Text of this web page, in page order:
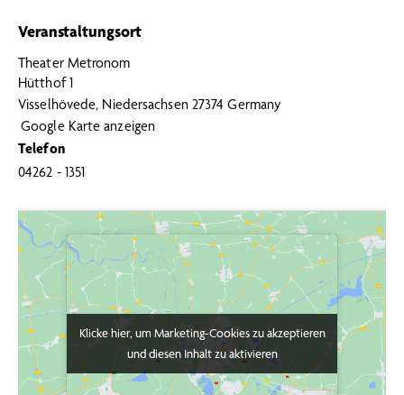
Veranstaltungsort
Theater Metronom
Hütthof 1
Visselhövede, Niedersachsen 27374 Germany
Google Karte anzeigen
Telefon
04262 - 1351
Klicke hier, um Marketing-Cookies zu akzeptieren
und diesen Inhalt zu aktivieren
Klicke hier, um Marketing-Cookies zu akzeptieren
und diesen Inhalt zu aktivieren